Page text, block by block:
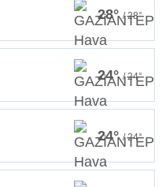
28° / 28°
24° / 24°
24° / 24°